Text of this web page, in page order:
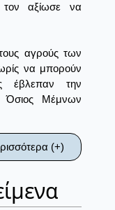
αξίωσε να
αγρούς των
να μπορούν
έβλεπαν την
Όσιος Μέμνων
(+)